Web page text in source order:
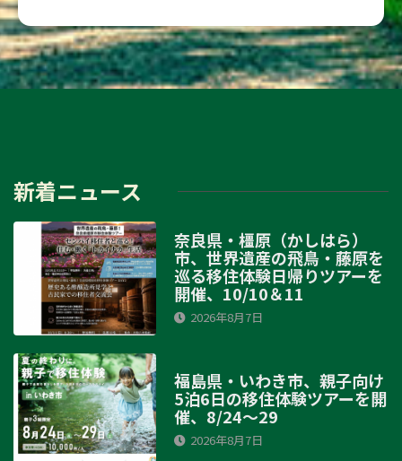
新着ニュース
奈良県・橿原（かしはら）
市、世界遺産の飛鳥・藤原を
巡る移住体験日帰りツアーを
開催、10/10＆11
2026年8月7日
福島県・いわき市、親子向け
5泊6日の移住体験ツアーを開
催、8/24～29
2026年8月7日